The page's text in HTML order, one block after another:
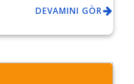
DEVAMINI GÖR